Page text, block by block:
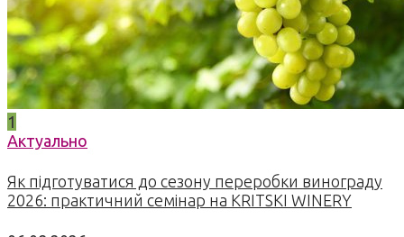
1
Актуально
Як підготуватися до сезону переробки винограду
2026: практичний семінар на KRITSKI WINERY